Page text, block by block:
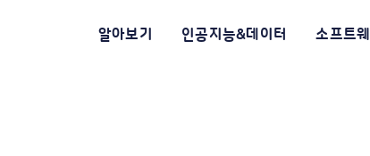
알아보기 인공지능&데이터 소프트